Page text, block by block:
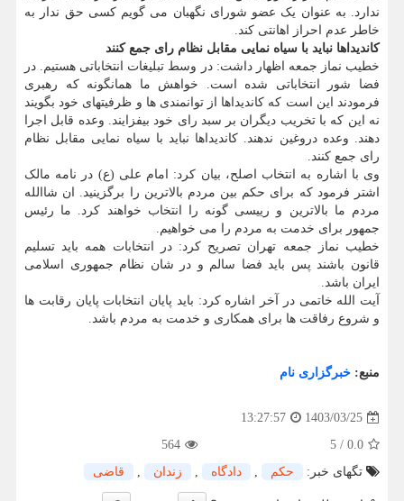
ندارد. به عنوان یک عضو شورای نگهبان می گویم کسی حق ندار به
خاطر عدم احراز اهانتی کند.
کاندیداها نباید با سیاه نمایی مقابل نظام رای جمع کنند
خطیب نماز جمعه اظهار داشت: در وسط تبلیغات انتخاباتی هستیم. در
فضا شور انتخاباتی شده است. خواهش ما همانگونه که رهبری
فرمودند این است که کاندیداها از توانمندی ها و ظرفیتهای خود بگویند
نه این که با تخریب دیگران بر سبد رای خود بیفزایند. وعده قابل اجرا
دهند. وعده دروغین ندهند. کاندیداها نباید با سیاه نمایی مقابل نظام
رای جمع کنند.
وی با اشاره به انتخاب اصلح، بیان کرد: امام علی (ع) در نامه مالک
اشتر فرمود که برای حکم بین مردم بالاترین را برگزینید. ان شاالله
مردم ما بالاترین و رییسی گونه را انتخاب خواهند کرد. ما رئیس
جمهور برای خدمت به مردم را می خواهیم.
خطیب نماز جمعه تهران تصریح کرد: در انتخابات همه باید تسلیم
قانون باشند پس باید فضا سالم و در شان نظام جمهوری اسلامی
ایران باشد.
آیت الله خاتمی در آخر اشاره کرد: باید پایان انتخابات پایان رقابت ها
و شروع رفاقت ها برای همکاری و خدمت به مردم باشد.
منبع: خبرگزاری نام
1403/03/25
13:27:57
0.0
/
5
564
تگهای خبر:
حكم , دادگاه , زندان , قاضی